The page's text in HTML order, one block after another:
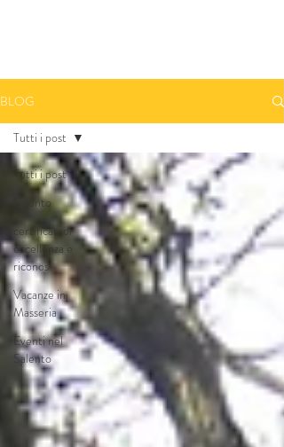
BLOG
Tutti i post
Salento
certificati di
eccellenza e
riconos
Vacanze in
Masseria
Eventi nel
Salento
Tutti i post